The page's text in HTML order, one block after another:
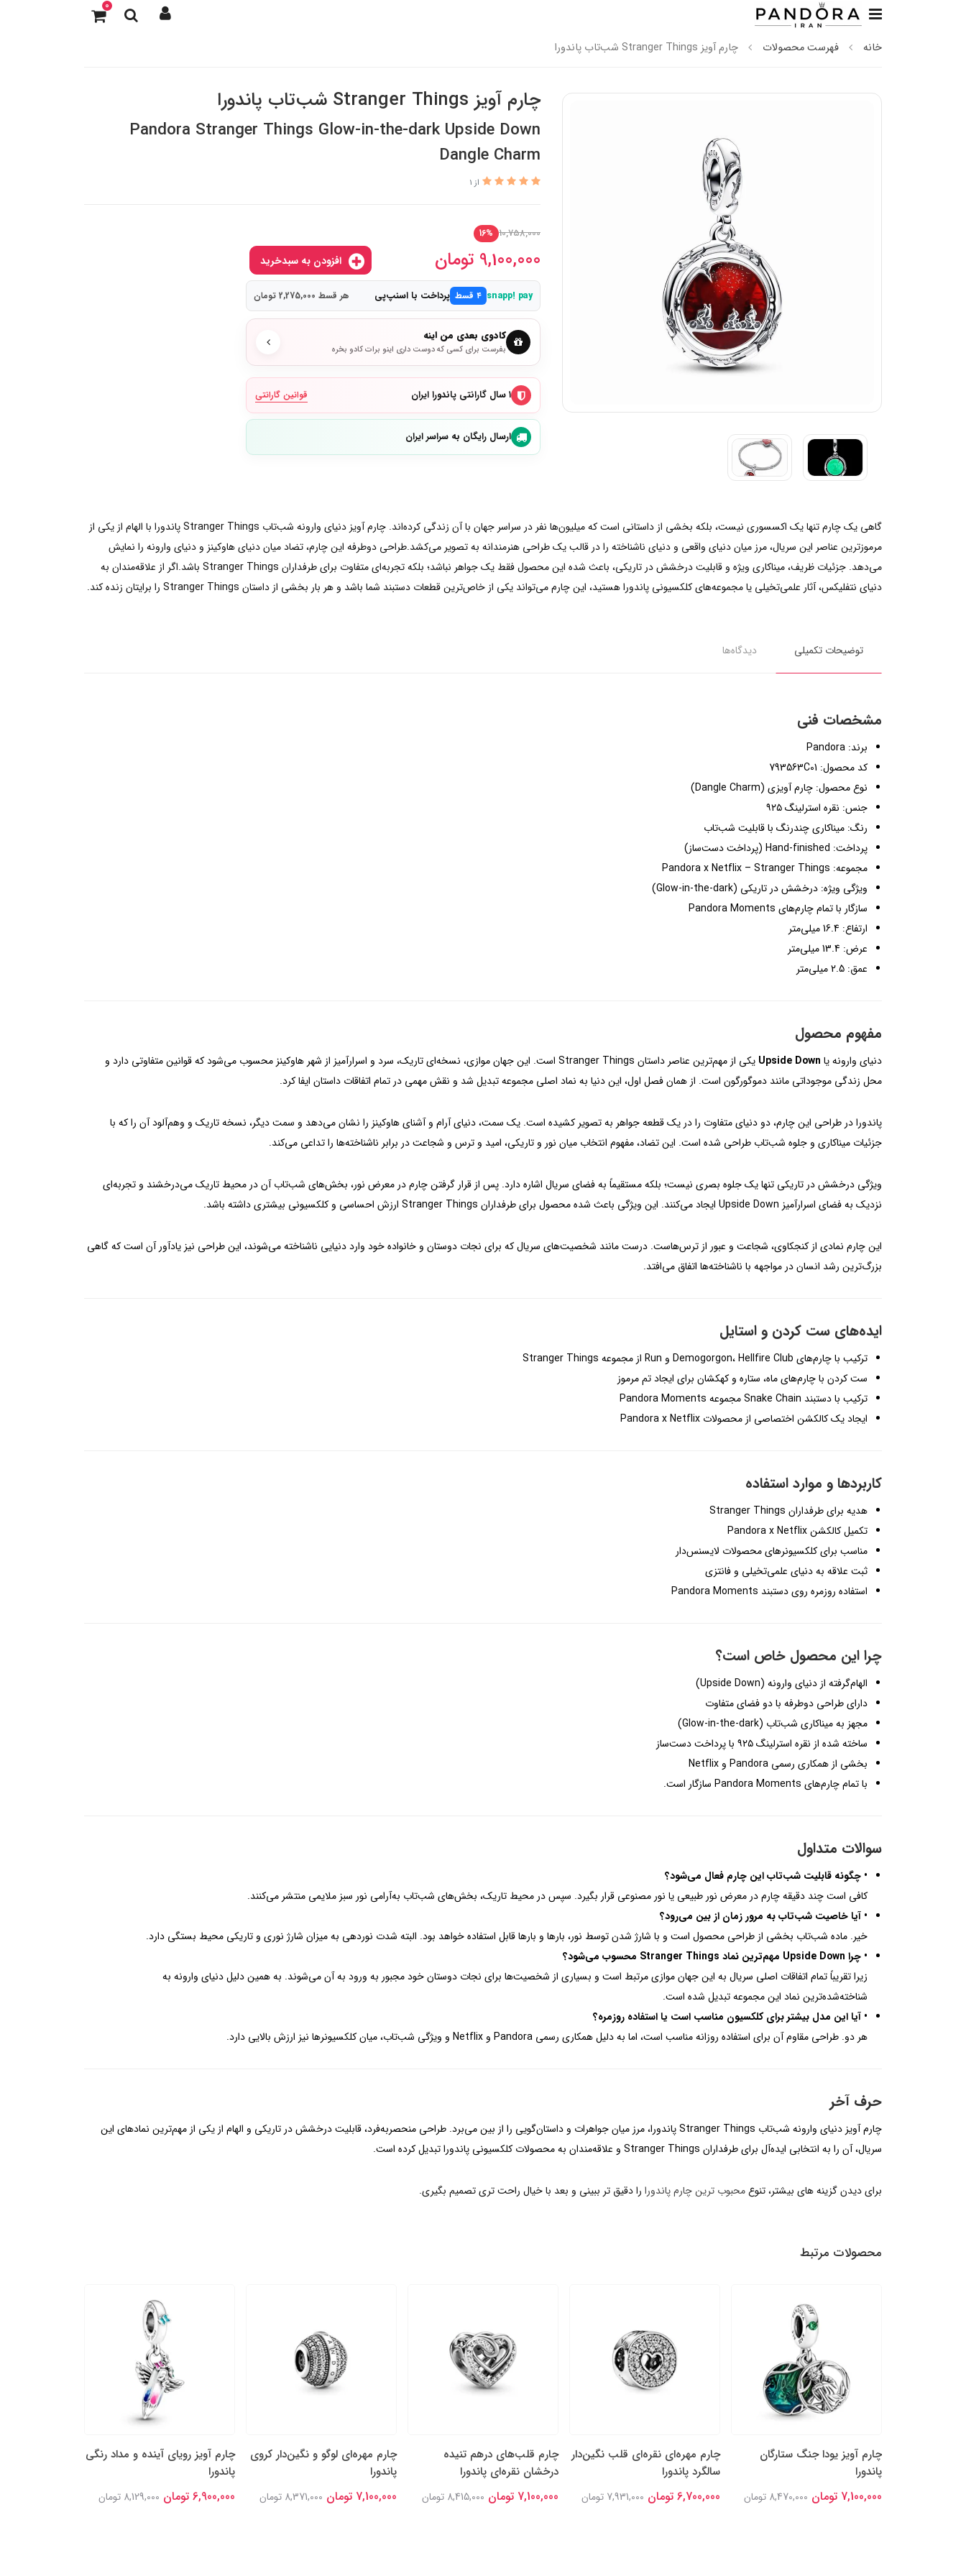
0
خانه فهرست محصولات چارم آویز Stranger Things شب‌تاب پاندورا
چارم آویز Stranger Things شب‌تاب پاندورا
Pandora Stranger Things Glow-in-the-dark Upside Down
Dangle Charm
از 1
10,758,000
16%
9,100,000 تومان
snapp! pay ۴ قسط پرداخت با اسنپ‌پی هر قسط 2,275,000 تومان
کادوی بعدی من اینه
بفرست برای کسی که دوست داری اینو برات کادو بخره
۱ سال گارانتی پاندورا ایران قوانین گارانتی
ارسال رایگان به سراسر ایران
گاهی یک چارم تنها یک اکسسوری نیست، بلکه بخشی از داستانی است که میلیون‌ها نفر در سراسر جهان با آن زندگی کرده‌اند. چارم آویز دنیای وارونه شب‌تاب Stranger Things پاندورا با الهام از یکی از
مرموزترین عناصر این سریال، مرز میان دنیای واقعی و دنیای ناشناخته را در قالب یک طراحی هنرمندانه به تصویر می‌کشد.طراحی دوطرفه این چارم، تضاد میان دنیای هاوکینز و دنیای وارونه را نمایش
می‌دهد. جزئیات ظریف، میناکاری ویژه و قابلیت درخشش در تاریکی، باعث شده این محصول فقط یک جواهر نباشد؛ بلکه تجربه‌ای متفاوت برای طرفداران Stranger Things باشد.اگر از علاقه‌مندان به
دنیای نتفلیکس، آثار علمی‌تخیلی یا مجموعه‌های کلکسیونی پاندورا هستید، این چارم می‌تواند یکی از خاص‌ترین قطعات دستبند شما باشد و هر بار بخشی از داستان Stranger Things را برایتان زنده کند.
توضیحات تکمیلی دیدگاه‌ها
مشخصات فنی
برند: Pandora
کد محصول: 793563C01
نوع محصول: چارم آویزی (Dangle Charm)
جنس: نقره استرلینگ ۹۲۵
رنگ: میناکاری چندرنگ با قابلیت شب‌تاب
پرداخت: Hand-finished (پرداخت دست‌ساز)
مجموعه: Pandora x Netflix – Stranger Things
ویژگی ویژه: درخشش در تاریکی (Glow-in-the-dark)
سازگار با تمام چارم‌های Pandora Moments
ارتفاع: 16.4 میلی‌متر
عرض: 13.4 میلی‌متر
عمق: 2.5 میلی‌متر
مفهوم محصول
دنیای وارونه یا Upside Down
یکی از مهم‌ترین عناصر داستان Stranger Things است. این جهان موازی، نسخه‌ای تاریک، سرد و اسرارآمیز از شهر هاوکینز محسوب می‌شود که قوانین متفاوتی دارد و
محل زندگی موجوداتی مانند دموگورگون است. از همان فصل اول، این دنیا به نماد اصلی مجموعه تبدیل شد و نقش مهمی در تمام اتفاقات داستان ایفا کرد.
پاندورا در طراحی این چارم، دو دنیای متفاوت را در یک قطعه جواهر به تصویر کشیده است. یک سمت، دنیای آرام و آشنای هاوکینز را نشان می‌دهد و سمت دیگر، نسخه تاریک و وهم‌آلود آن را که با
جزئیات میناکاری و جلوه شب‌تاب طراحی شده است. این تضاد، مفهوم انتخاب میان نور و تاریکی، امید و ترس و شجاعت در برابر ناشناخته‌ها را تداعی می‌کند.
ویژگی درخشش در تاریکی تنها یک جلوه بصری نیست؛ بلکه مستقیماً به فضای سریال اشاره دارد. پس از قرار گرفتن چارم در معرض نور، بخش‌های شب‌تاب آن در محیط تاریک می‌درخشند و تجربه‌ای
نزدیک به فضای اسرارآمیز Upside Down ایجاد می‌کنند. این ویژگی باعث شده محصول برای طرفداران Stranger Things ارزش احساسی و کلکسیونی بیشتری داشته باشد.
این چارم نمادی از کنجکاوی، شجاعت و عبور از ترس‌هاست. درست مانند شخصیت‌های سریال که برای نجات دوستان و خانواده خود وارد دنیایی ناشناخته می‌شوند، این طراحی نیز یادآور آن است که گاهی
بزرگ‌ترین رشد انسان در مواجهه با ناشناخته‌ها اتفاق می‌افتد.
ایده‌های ست کردن و استایل
ترکیب با چارم‌های Demogorgon، Hellfire Club و Run از مجموعه Stranger Things
ست کردن با چارم‌های ماه، ستاره و کهکشان برای ایجاد تم مرموز
ترکیب با دستبند Snake Chain مجموعه Pandora Moments
ایجاد یک کالکشن اختصاصی از محصولات Pandora x Netflix
کاربردها و موارد استفاده
هدیه برای طرفداران Stranger Things
تکمیل کالکشن Pandora x Netflix
مناسب برای کلکسیونرهای محصولات لایسنس‌دار
ثبت علاقه به دنیای علمی‌تخیلی و فانتزی
استفاده روزمره روی دستبند Pandora Moments
چرا این محصول خاص است؟
الهام‌گرفته از دنیای وارونه (Upside Down)
دارای طراحی دوطرفه با دو فضای متفاوت
مجهز به میناکاری شب‌تاب (Glow-in-the-dark)
ساخته شده از نقره استرلینگ ۹۲۵ با پرداخت دست‌ساز
بخشی از همکاری رسمی Pandora و Netflix
با تمام چارم‌های Pandora Moments سازگار است.
سوالات متداول
• چگونه قابلیت شب‌تاب این چارم فعال می‌شود؟
کافی است چند دقیقه چارم در معرض نور طبیعی یا نور مصنوعی قرار بگیرد. سپس در محیط تاریک، بخش‌های شب‌تاب به‌آرامی نور سبز ملایمی منتشر می‌کنند.
• آیا خاصیت شب‌تاب به مرور زمان از بین می‌رود؟
خیر. ماده شب‌تاب بخشی از طراحی محصول است و با شارژ شدن توسط نور، بارها و بارها قابل استفاده خواهد بود. البته شدت نوردهی به میزان شارژ نوری و تاریکی محیط بستگی دارد.
• چرا Upside Down مهم‌ترین نماد Stranger Things محسوب می‌شود؟
زیرا تقریباً تمام اتفاقات اصلی سریال به این جهان موازی مرتبط است و بسیاری از شخصیت‌ها برای نجات دوستان خود مجبور به ورود به آن می‌شوند. به همین دلیل دنیای وارونه به
شناخته‌شده‌ترین نماد این مجموعه تبدیل شده است.
• آیا این مدل بیشتر برای کلکسیون مناسب است یا استفاده روزمره؟
هر دو. طراحی مقاوم آن برای استفاده روزانه مناسب است، اما به دلیل همکاری رسمی Pandora و Netflix و ویژگی شب‌تاب، میان کلکسیونرها نیز ارزش بالایی دارد.
حرف آخر
چارم آویز دنیای وارونه شب‌تاب Stranger Things پاندورا، مرز میان جواهرات و داستان‌گویی را از بین می‌برد. طراحی منحصربه‌فرد، قابلیت درخشش در تاریکی و الهام از یکی از مهم‌ترین نمادهای این
سریال، آن را به انتخابی ایده‌آل برای طرفداران Stranger Things و علاقه‌مندان به محصولات کلکسیونی پاندورا تبدیل کرده است.
برای دیدن گزینه های بیشتر، تنوعمحبوب ترین چارم پاندورا را دقیق تر ببینی و بعد با خیال راحت تری تصمیم بگیری.
محصولات مرتبط
چارم آویز یودا جنگ ستارگان
پاندورا
7,100,000 تومان 8,470,000 تومان
چارم مهره‌ای نقره‌ای قلب نگین‌دار
سالگرد پاندورا
6,700,000 تومان 7,931,000 تومان
چارم قلب‌های درهم تنیده
درخشان نقره‌ای پاندورا
7,100,000 تومان 8,415,000 تومان
چارم مهره‌ای لوگو و نگین‌دار کروی
پاندورا
7,100,000 تومان 8,371,000 تومان
چارم آویز رویای آینده‌ و مداد رنگی
پاندورا
6,900,000 تومان 8,129,000 تومان